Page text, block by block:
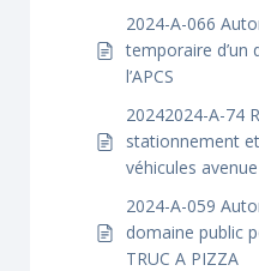
2024-A-066
temporaire d’un
l’APCS
20242024-A-74
stationnement
véhicules
2024-A-059
domaine public
TRUC A PIZZA